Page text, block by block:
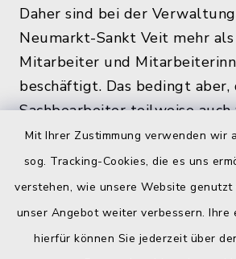
Mit Ihrer Zustimmung verwenden wir
sog. Tracking-Cookies, die es uns
verstehen, wie unsere Website
unser Angebot weiter verbessern.
hierfür können Sie jederzeit über
Daher sind bei der
Neumarkt-Sankt Veit mehr
Mitarbeiter und
beschäftigt. Das bedingt aber,
Sachbearbeiter teilweise
üblichen Bürozeiten und zu
Öffnungszeiten, nicht im
Quicklinks